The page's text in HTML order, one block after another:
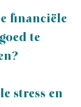
financiële
te
stress en